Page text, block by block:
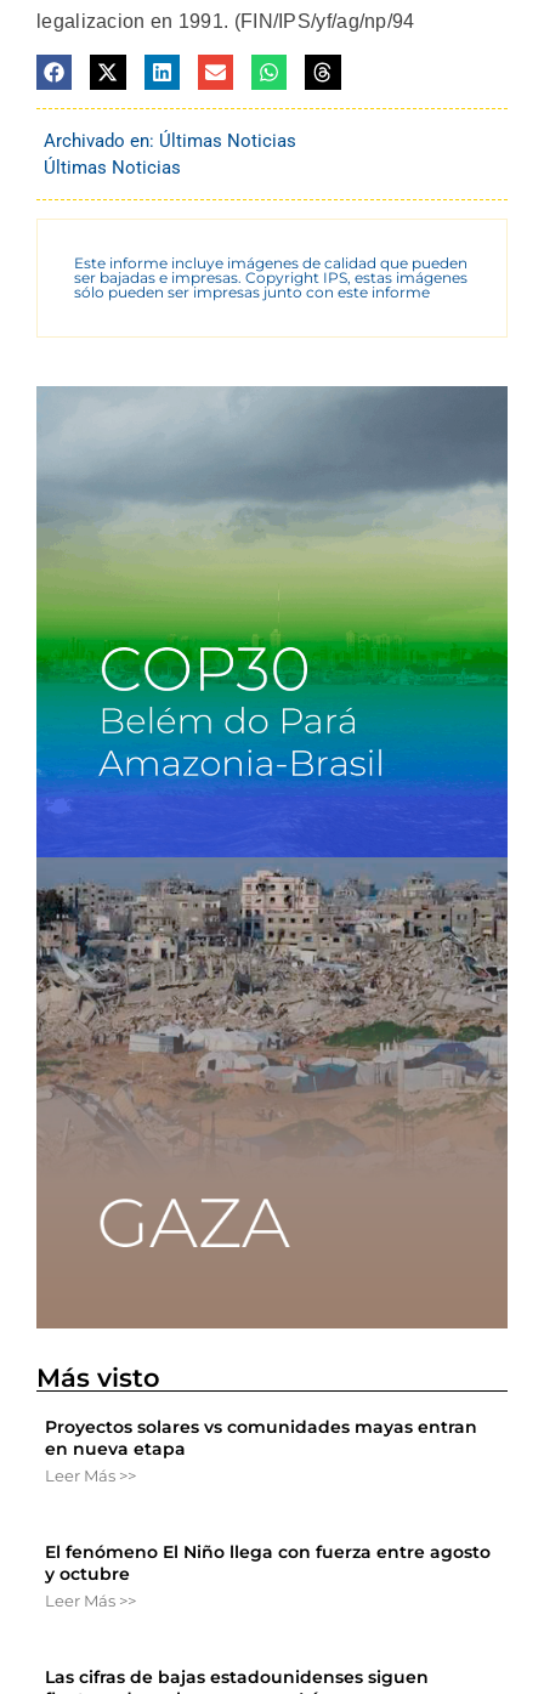
legalizacion en 1991. (FIN/IPS/yf/ag/np/94
Archivado en: Últimas Noticias
Últimas Noticias
Este informe incluye imágenes de calidad que pueden
ser bajadas e impresas. Copyright IPS, estas imágenes
sólo pueden ser impresas junto con este informe
Más visto
Proyectos solares vs comunidades mayas entran
en nueva etapa
Leer Más >>
El fenómeno El Niño llega con fuerza entre agosto
y octubre
Leer Más >>
Las cifras de bajas estadounidenses siguen